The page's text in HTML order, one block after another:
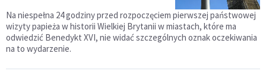
Na niespełna 24 godziny przed rozpoczęciem pierwszej państwowej
wizyty papieża w historii Wielkiej Brytanii w miastach, które ma
odwiedzić Benedykt XVI, nie widać szczególnych oznak oczekiwania
na to wydarzenie.